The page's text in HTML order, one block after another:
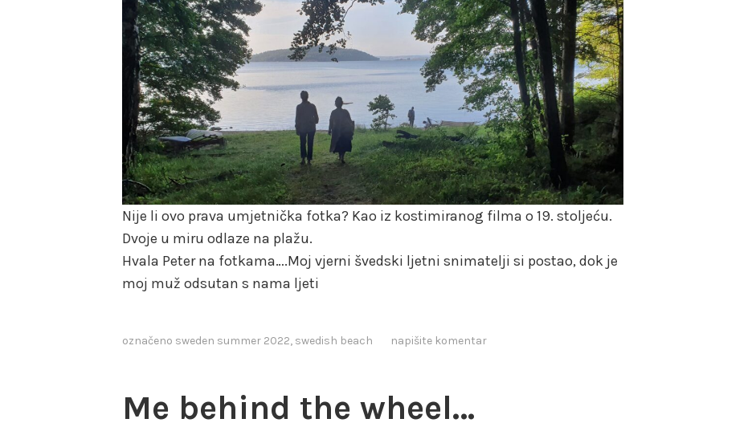
Nije li ovo prava umjetnička fotka? Kao iz kostimiranog filma o 19. stoljeću.
Dvoje u miru odlaze na plažu.
Hvala Peter na fotkama….Moj vjerni švedski ljetni snimatelji si postao, dok je
moj muž odsutan s nama ljeti
označeno sweden summer 2022, swedish beach napišite komentar
Me behind the wheel…